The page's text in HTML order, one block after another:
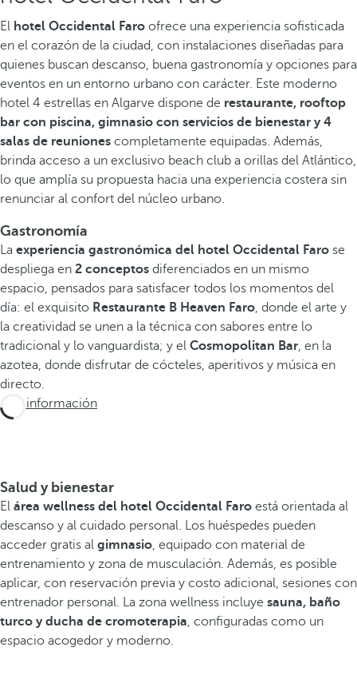
El hotel Occidental Faro ofrece una experiencia sofisticada
en el corazón de la ciudad, con instalaciones diseñadas para
quienes buscan descanso, buena gastronomía y opciones para
eventos en un entorno urbano con carácter. Este moderno
hotel 4 estrellas en Algarve dispone de restaurante, rooftop
bar con piscina, gimnasio con servicios de bienestar y 4
salas de reuniones completamente equipadas. Además,
brinda acceso a un exclusivo beach club a orillas del Atlántico,
lo que amplía su propuesta hacia una experiencia costera sin
renunciar al confort del núcleo urbano.
Gastronomía
La experiencia gastronómica del hotel Occidental Faro se
despliega en 2 conceptos diferenciados en un mismo
espacio, pensados para satisfacer todos los momentos del
día: el exquisito Restaurante B Heaven Faro, donde el arte y
la creatividad se unen a la técnica con sabores entre lo
tradicional y lo vanguardista; y el Cosmopolitan Bar, en la
azotea, donde disfrutar de cócteles, aperitivos y música en
directo.
Más información
Salud y bienestar
El área wellness del hotel Occidental Faro está orientada al
descanso y al cuidado personal. Los huéspedes pueden
acceder gratis al gimnasio, equipado con material de
entrenamiento y zona de musculación. Además, es posible
aplicar, con reservación previa y costo adicional, sesiones con
entrenador personal. La zona wellness incluye sauna, baño
turco y ducha de cromoterapia, configuradas como un
espacio acogedor y moderno.